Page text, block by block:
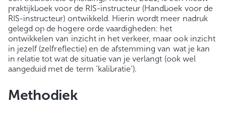
praktijkboek voor de RIS-instructeur (Handboek voor de
RIS-instructeur) ontwikkeld. Hierin wordt meer nadruk
gelegd op de hogere orde vaardigheden: het
ontwikkelen van inzicht in het verkeer, maar ook inzicht
in jezelf (zelfreflectie) en de afstemming van wat je kan
in relatie tot wat de situatie van je verlangt (ook wel
aangeduid met de term ‘kalibratie’).
Methodiek